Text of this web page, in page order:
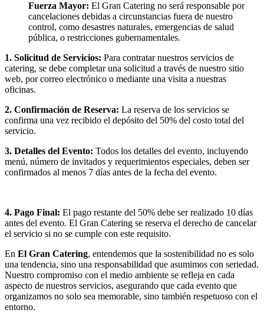
Fuerza Mayor: El Gran Catering no será responsable por
cancelaciones debidas a circunstancias fuera de nuestro
control, como desastres naturales, emergencias de salud
pública, o restricciones gubernamentales.
1. Solicitud de Servicios: Para contratar nuestros servicios de
catering, se debe completar una solicitud a través de nuestro sitio
web, por correo electrónico o mediante una visita a nuestras
oficinas.
2. Confirmación de Reserva: La reserva de los servicios se
confirma una vez recibido el depósito del 50% del costo total del
servicio.
3. Detalles del Evento: Todos los detalles del evento, incluyendo
menú, número de invitados y requerimientos especiales, deben ser
confirmados al menos 7 días antes de la fecha del evento.
4. Pago Final: El pago restante del 50% debe ser realizado 10 días
antes del evento. El Gran Catering se reserva el derecho de cancelar
el servicio si no se cumple con este requisito.
En El Gran Catering, entendemos que la sostenibilidad no es solo
una tendencia, sino una responsabilidad que asumimos con seriedad.
Nuestro compromiso con el medio ambiente se refleja en cada
aspecto de nuestros servicios, asegurando que cada evento que
organizamos no solo sea memorable, sino también respetuoso con el
entorno.